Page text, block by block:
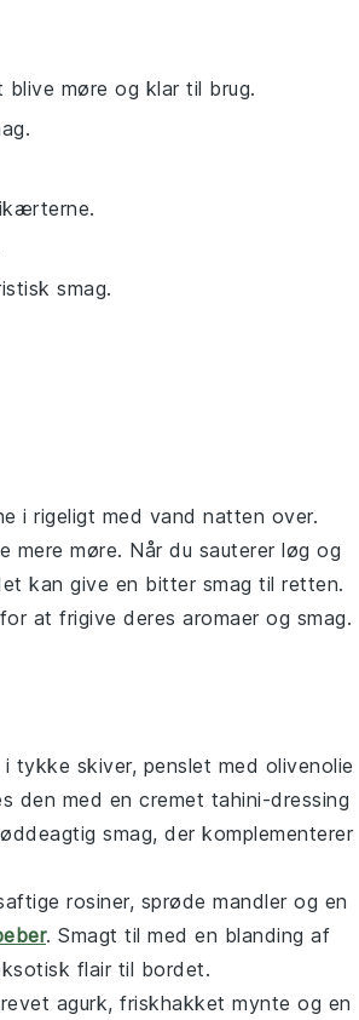
møre og klar til brug.
smag.
i rigeligt med vand natten over.
mere møre. Når du sauterer løg og
kan give en bitter smag til retten.
at frigive deres aromaer og smag.
tykke skiver, penslet med olivenolie
den med en cremet tahini-dressing
smag, der komplementerer
rosiner, sprøde mandler og en
. Smagt til med en blanding af
flair til bordet.
agurk, friskhakket mynte og en